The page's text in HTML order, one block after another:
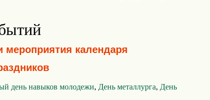
календаря
день навыков молодежи, День металлурга, День